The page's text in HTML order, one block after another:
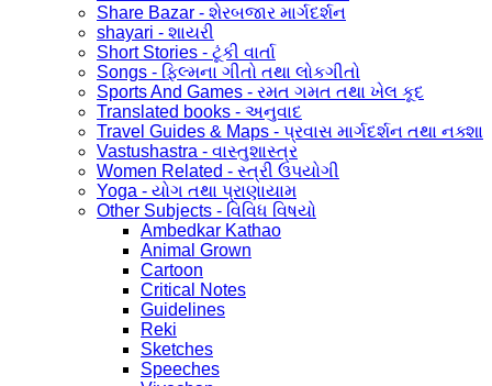
Share Bazar - શેરબજાર માર્ગદર્શન
shayari - શાયરી
Short Stories - ટૂંકી વાર્તા
Songs - ફિલ્મના ગીતો તથા લોકગીતો
Sports And Games - રમત ગમત તથા ખેલ કૂદ
Translated books - અનુવાદ
Travel Guides & Maps - પ્રવાસ માર્ગદર્શન તથા નક્શા
Vastushastra - વાસ્તુશાસ્ત્ર
Women Related - સ્ત્રી ઉપયોગી
Yoga - યોગ તથા પ્રાણાયામ
Other Subjects - વિવિધ વિષયો
Ambedkar Kathao
Animal Grown
Cartoon
Critical Notes
Guidelines
Reki
Sketches
Speeches